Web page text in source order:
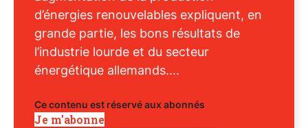
d’énergies renouvelables expliquent, en
grande partie, les bons résultats de
l’industrie lourde et du secteur
énergétique allemands....
Ce contenu est réservé aux abonnés
Je m'abonne